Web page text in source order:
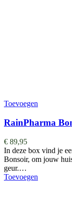
Toevoegen
RainPharma
€ 89,95
In deze box vind je
Bonsoir, om jouw
geur.…
Toevoegen